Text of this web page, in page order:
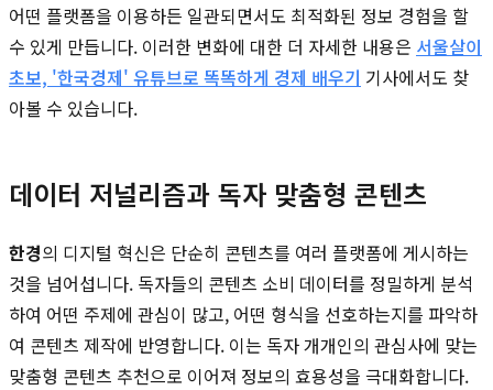
어떤 플랫폼을 이용하든 일관되면서도 최적화된 정보 경험을 할
수 있게 만듭니다. 이러한 변화에 대한 더 자세한 내용은 서울살이
초보, '한국경제' 유튜브로 똑똑하게 경제 배우기 기사에서도 찾
아볼 수 있습니다.
데이터 저널리즘과 독자 맞춤형 콘텐츠
한경의 디지털 혁신은 단순히 콘텐츠를 여러 플랫폼에 게시하는
것을 넘어섭니다. 독자들의 콘텐츠 소비 데이터를 정밀하게 분석
하여 어떤 주제에 관심이 많고, 어떤 형식을 선호하는지를 파악하
여 콘텐츠 제작에 반영합니다. 이는 독자 개개인의 관심사에 맞는
맞춤형 콘텐츠 추천으로 이어져 정보의 효용성을 극대화합니다.